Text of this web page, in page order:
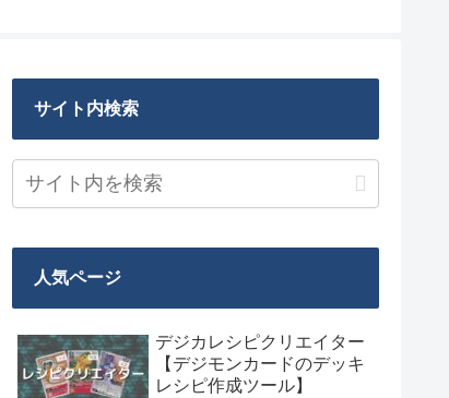
サイト内検索
人気ページ
デジカレシピクリエイター
【デジモンカードのデッキ
レシピ作成ツール】